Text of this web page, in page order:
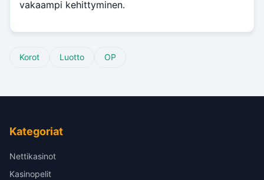
vakaampi kehittyminen.
Korot Luotto OP
Kategoriat
Nettikasinot
Kasinopelit